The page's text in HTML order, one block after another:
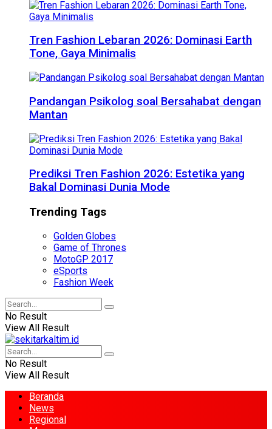
Tren Fashion Lebaran 2026: Dominasi Earth
Tone, Gaya Minimalis
Pandangan Psikolog soal Bersahabat dengan
Mantan
Prediksi Tren Fashion 2026: Estetika yang
Bakal Dominasi Dunia Mode
Trending Tags
Golden Globes
Game of Thrones
MotoGP 2017
eSports
Fashion Week
No Result
View All Result
No Result
View All Result
Beranda
News
Regional